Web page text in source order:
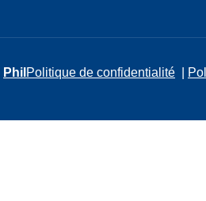
Phil Politique de confidentialité